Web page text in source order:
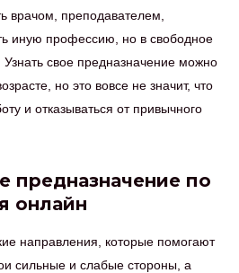
врачом, преподавателем,
иную профессию, но в свободное
свое предназначение можно
но это вовсе не значит, что
и отказываться от привычного
предназначение по
онлайн
направления, которые помогают
сильные и слабые стороны, а